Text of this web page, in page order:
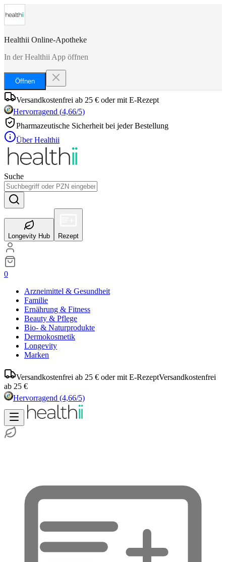
Healthii Online-Apotheke
In der Healthii App öffnen
Öffnen
Versandkostenfrei ab 25 € oder mit E-Rezept
Hervorragend (4,66/5)
Pharmazeutische Sicherheit bei jeder Bestellung
Über Healthii
Suche
Longevity Hub Rezept
0
Arzneimittel & Gesundheit
Familie
Ernährung & Fitness
Beauty & Pflege
Bio- & Naturprodukte
Dermokosmetik
Longevity
Marken
Versandkostenfrei ab 25 € oder mit E-RezeptVersandkostenfrei
ab 25 €
Hervorragend (4,66/5)